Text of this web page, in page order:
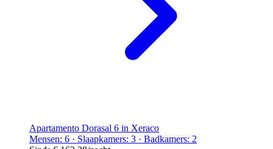
Apartamento Dorasal 6 in Xeraco
Mensen: 6 · Slaapkamers: 3 · Badkamers: 2